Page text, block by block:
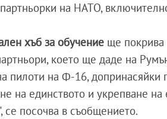
на НАТО,
хъб за обучение ще покрива
което ще даде на
пилоти на Ф-16, допринасяйки
на единството и укрепване
се посочва в съобщението.